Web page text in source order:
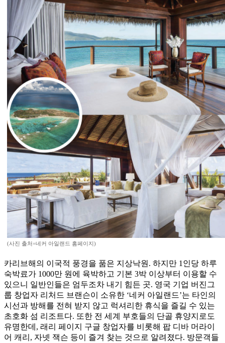
(사진 출처=네커 아일랜드 홈페이지)
카리브해의 이국적 풍경을 품은 지상낙원. 하지만 1인당 하루
숙박료가 1000만 원에 육박하고 기본 3박 이상부터 이용할 수
있으니 일반인들은 엄두조차 내기 힘든 곳. 영국 기업 버진그
룹 창업자 리처드 브랜슨이 소유한 ‘네커 아일랜드’는 타인의
시선과 방해를 전혀 받지 않고 럭셔리한 휴식을 즐길 수 있는
초호화 섬 리조트다. 또한 전 세계 부호들의 단골 휴양지로도
유명한데, 래리 페이지 구글 창업자를 비롯해 팝 디바 머라이
어 캐리, 자넷 잭슨 등이 즐겨 찾는 것으로 알려졌다. 방문객들